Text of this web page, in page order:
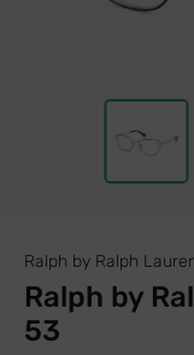
Ralph by Ralph
Ralph by
53